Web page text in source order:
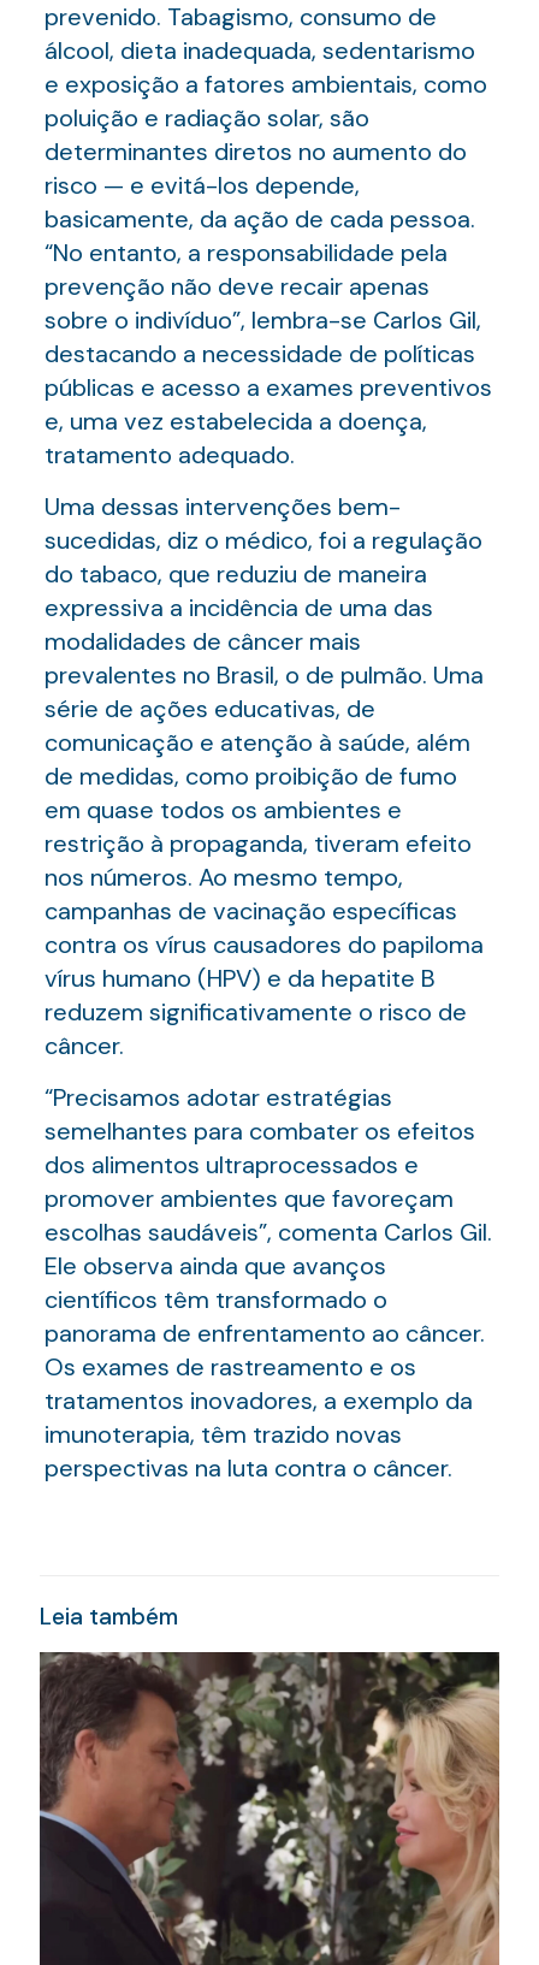
prevenido. Tabagismo, consumo de
álcool, dieta inadequada, sedentarismo
e exposição a fatores ambientais, como
poluição e radiação solar, são
determinantes diretos no aumento do
risco — e evitá-los depende,
basicamente, da ação de cada pessoa.
“No entanto, a responsabilidade pela
prevenção não deve recair apenas
sobre o indivíduo”, lembra-se Carlos Gil,
destacando a necessidade de políticas
públicas e acesso a exames preventivos
e, uma vez estabelecida a doença,
tratamento adequado.
Uma dessas intervenções bem-
sucedidas, diz o médico, foi a regulação
do tabaco, que reduziu de maneira
expressiva a incidência de uma das
modalidades de câncer mais
prevalentes no Brasil, o de pulmão. Uma
série de ações educativas, de
comunicação e atenção à saúde, além
de medidas, como proibição de fumo
em quase todos os ambientes e
restrição à propaganda, tiveram efeito
nos números. Ao mesmo tempo,
campanhas de vacinação específicas
contra os vírus causadores do papiloma
vírus humano (HPV) e da hepatite B
reduzem significativamente o risco de
câncer.
“Precisamos adotar estratégias
semelhantes para combater os efeitos
dos alimentos ultraprocessados e
promover ambientes que favoreçam
escolhas saudáveis”, comenta Carlos Gil.
Ele observa ainda que avanços
científicos têm transformado o
panorama de enfrentamento ao câncer.
Os exames de rastreamento e os
tratamentos inovadores, a exemplo da
imunoterapia, têm trazido novas
perspectivas na luta contra o câncer.
Leia também